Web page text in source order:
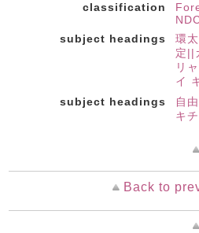
classification
subject headings
環
定||
リ
イ
subject headings
自
キ
Back to